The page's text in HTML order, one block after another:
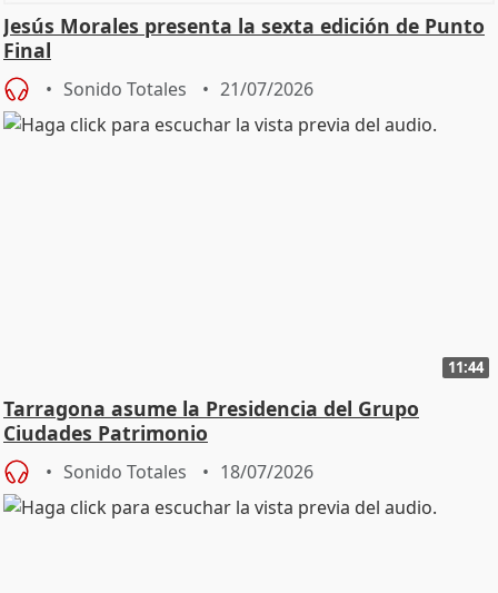
Jesús Morales presenta la sexta edición de Punto
Final
Sonido Totales 21/07/2026
11:44
Tarragona asume la Presidencia del Grupo
Ciudades Patrimonio
Sonido Totales 18/07/2026